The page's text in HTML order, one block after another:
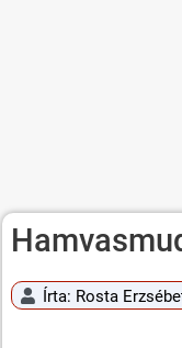
Írta: Rosta